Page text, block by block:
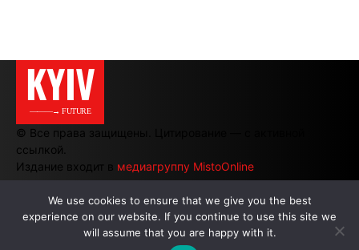
KYIV
———→ FUTURE
© Все права защищены. Цитирование — с активной
ссылкой.
Издание входит в медиагруппу MistoOnline
АВТОРЫ | РЕКЛАМА НА САЙТЕ
We use cookies to ensure that we give you the best
experience on our website. If you continue to use this site we
will assume that you are happy with it.